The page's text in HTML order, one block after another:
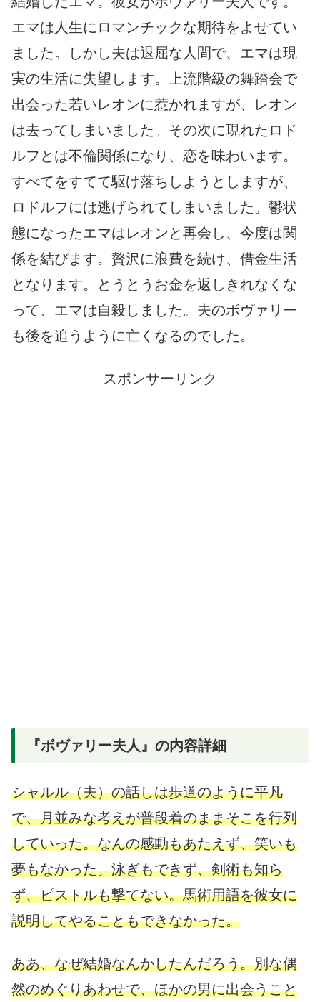
エマは人生にロマンチックな期待をよせてい
ました。しかし夫は退屈な人間で、エマは現
実の生活に失望します。上流階級の舞踏会で
出会った若いレオンに惹かれますが、レオン
は去ってしまいました。その次に現れたロド
ルフとは不倫関係になり、恋を味わいます。
すべてをすてて駆け落ちしようとしますが、
ロドルフには逃げられてしまいました。鬱状
態になったエマはレオンと再会し、今度は関
係を結びます。贅沢に浪費を続け、借金生活
となります。とうとうお金を返しきれなくな
って、エマは自殺しました。夫のボヴァリー
も後を追うように亡くなるのでした。
スポンサーリンク
『ボヴァリー夫人』の内容詳細
シャルル（夫）の話しは歩道のように平凡
で、月並みな考えが普段着のままそこを行列
していった。なんの感動もあたえず、笑いも
夢もなかった。泳ぎもできず、剣術も知ら
ず、ピストルも撃てない。馬術用語を彼女に
説明してやることもできなかった。
ああ、なぜ結婚なんかしたんだろう。別な偶
然のめぐりあわせで、ほかの男に出会うこと